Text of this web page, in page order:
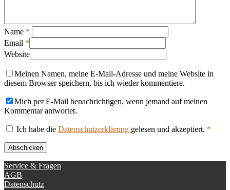
Name *
Email *
Website
Meinen Namen, meine E-Mail-Adresse und meine Website in
diesem Browser speichern, bis ich wieder kommentiere.
Mich per E-Mail benachrichtigen, wenn jemand auf meinen
Kommentar antwortet.
Ich habe die Datenschutzerklärung gelesen und akzeptiert. *
Service & Fragen
AGB
Datenschutz